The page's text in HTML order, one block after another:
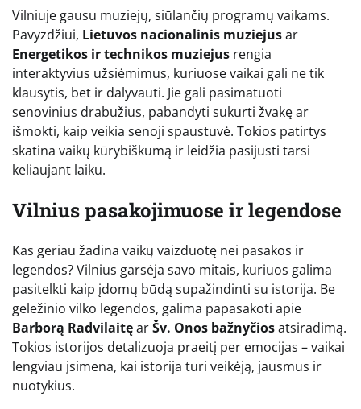
Vilniuje gausu muziejų, siūlančių programų vaikams.
Pavyzdžiui, Lietuvos nacionalinis muziejusar
Energetikos ir technikos muziejus rengia
interaktyvius užsiėmimus, kuriuose vaikai gali ne tik
klausytis, bet ir dalyvauti. Jie gali pasimatuoti
senovinius drabužius, pabandyti sukurti žvakę ar
išmokti, kaip veikia senoji spaustuvė. Tokios patirtys
skatina vaikų kūrybiškumą ir leidžia pasijusti tarsi
keliaujant laiku.
Vilnius pasakojimuose ir legendose
Kas geriau žadina vaikų vaizduotę nei pasakos ir
legendos? Vilnius garsėja savo mitais, kuriuos galima
pasitelkti kaip įdomų būdą supažindinti su istorija. Be
geležinio vilko legendos, galima papasakoti apie
Barborą RadvilaitęarŠv. Onos bažnyčiosatsiradimą.
Tokios istorijos detalizuoja praeitį per emocijas – vaikai
lengviau įsimena, kai istorija turi veikėją, jausmus ir
nuotykius.